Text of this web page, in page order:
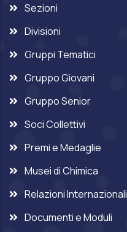
Sezioni
Divisioni
Gruppi Tematici
Gruppo Giovani
Gruppo Senior
Soci Collettivi
Premi e Medaglie
Musei di Chimica
Relazioni Internazionali
Documenti e Moduli